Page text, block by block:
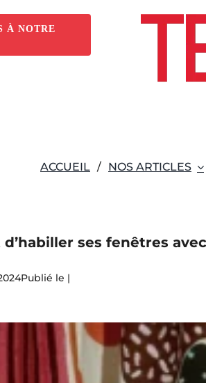
À NOTRE
ACCUEIL NOS ARTICLES
d’habiller ses fenêtres
|